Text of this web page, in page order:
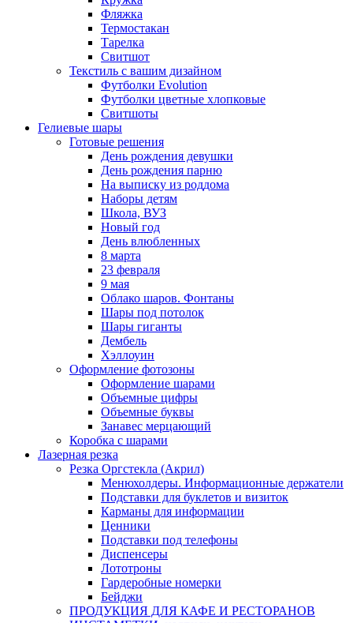
Фляжка
Термостакан
Тарелка
Свитшот
Текстиль с вашим дизайном
Футболки Evolution
Футболки цветные хлопковые
Свитшоты
Гелиевые шары
Готовые решения
День рождения девушки
День рождения парню
На выписку из роддома
Наборы детям
Школа, ВУЗ
Новый год
День влюбленных
8 марта
23 февраля
9 мая
Облако шаров. Фонтаны
Шары под потолок
Шары гиганты
Дембель
Хэллоуин
Оформление фотозоны
Оформление шарами
Объемные цифры
Объемные буквы
Занавес мерцающий
Коробка с шарами
Лазерная резка
Резка Оргстекла (Акрил)
Менюхолдеры. Информационные держатели
Подставки для буклетов и визиток
Карманы для информации
Ценники
Подставки под телефоны
Диспенсеры
Лототроны
Гардеробные номерки
Бейджи
ПРОДУКЦИЯ ДЛЯ КАФЕ И РЕСТОРАНОВ